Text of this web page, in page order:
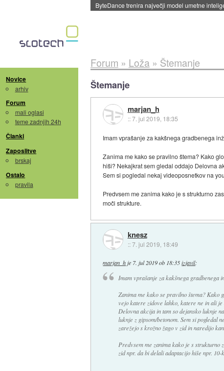
ByteDance trenira največji model umetne
Novice
arhiv
Forum
mali oglasi
teme zadnjih 24h
Članki
Zaposlitve
brskaj
Ostalo
pravila
Forum » Loža» Štemanje
Štemanje
marjan_h
::7. jul 2019, 18:35
Imam vprašanje za kakšnega gradbenega
Zanima me kako se pravilno štema? Kako
hiši? Nekajkrat sem gledal oddajo Delovna
Sem si pogledal nekaj videoposnetkov na
Predvsem me zanima kako je s strukturno
moči strukture.
knesz
::7. jul 2019, 18:49
marjan_hje 7. jul 2019 ob 18:35 izjavil:
Imam vprašanje za kakšnega gradbenega
Zanima me kako se pravilno štema? Kako
vejo katere zidove lahko, katere ne in ali
Delovna akcija in tam so dejansko luknje
luknje z gipsom/betonom. Sem si pogledal
zarežejo s krožno žago v zid in naredijo
Predvsem me zanima kako je s
zid npr. da bi delali adaptacijo hiše npr.